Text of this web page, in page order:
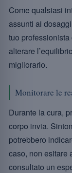
Come qualsiasi
assunti ai
tuo
alterare
migliorarlo.
Monitorare le
Durante la cura,
corpo invia.
potrebbero
caso, non esitare
consultato un